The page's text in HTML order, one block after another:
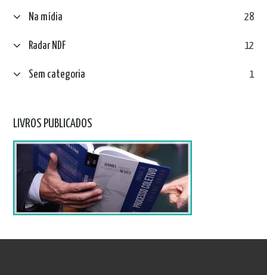
Na mídia 28
Radar NDF 12
Sem categoria 1
LIVROS PUBLICADOS